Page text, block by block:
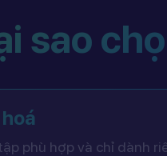
sao
phù hợp và chỉ dành